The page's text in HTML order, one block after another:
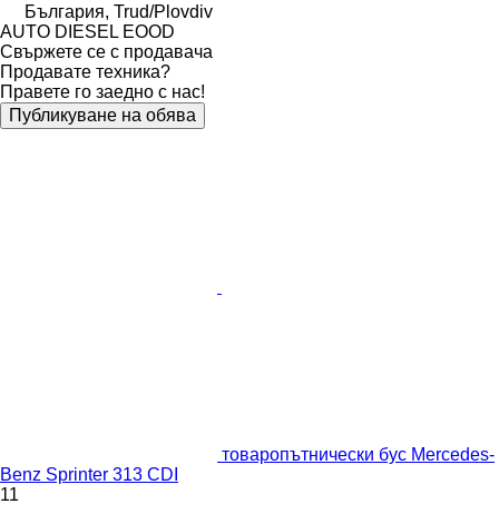
България, Trud/Plovdiv
AUTO DIESEL EOOD
Свържете се с продавача
Продавате техника?
Правете го заедно с нас!
Публикуване на обява
товаропътнически бус Mercedes-
Benz Sprinter 313 CDI
11